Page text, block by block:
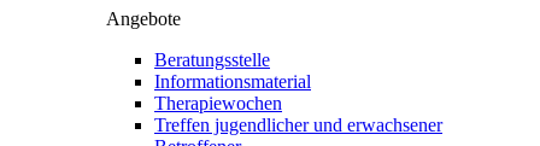
Angebote
Beratungsstelle
Informationsmaterial
Therapiewochen
Treffen jugendlicher und erwachsener